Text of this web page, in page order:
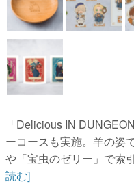
運営：株式会社マレ
「Delicious IN
ーコースも実施。⽺の姿
や「宝⾍のゼリー」で索
読む]